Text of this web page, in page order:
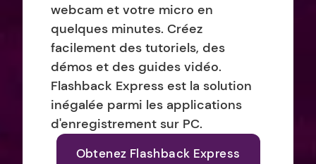
webcam et votre micro en
quelques minutes. Créez
facilement des tutoriels, des
démos et des guides vidéo.
Flashback Express est la solution
inégalée parmi les applications
d'enregistrement sur PC.
Obtenez Flashback Express